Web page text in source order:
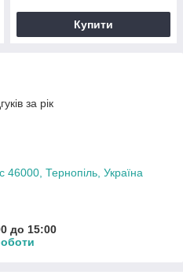
Купити
за рік
Тернопіль, Україна
до 15:00